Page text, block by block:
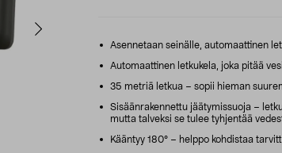
Asennetaan seinälle, automaattinen
Automaattinen letkukela, joka pitää
35 metriä letkua – sopii hieman
Sisäänrakennettu jäätymissuoja –
mutta talveksi se tulee tyhjentää
Kääntyy 180° – helppo kohdistaa